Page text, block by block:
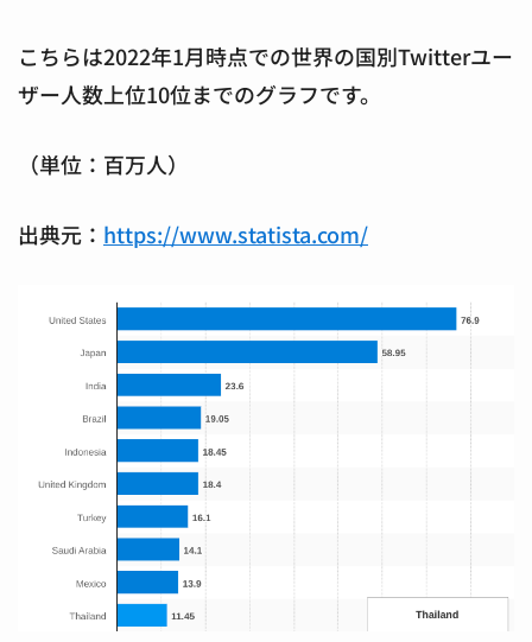
こちらは2022年1月時点での世界の国別Twitterユー
ザー人数上位10位までのグラフです。
（単位：百万人）
出典元： https://www.statista.com/